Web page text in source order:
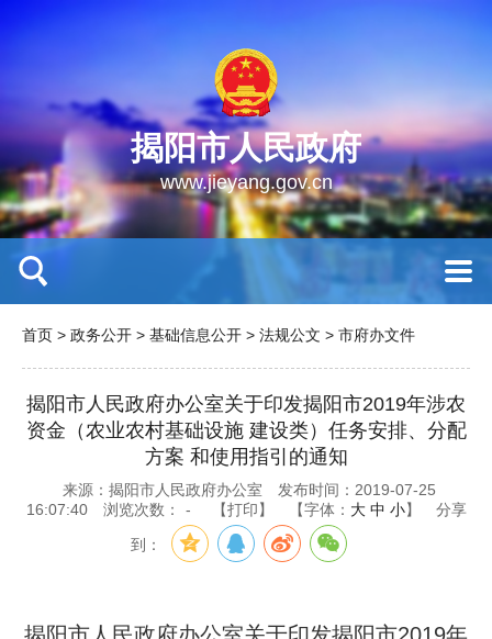
揭阳市人民政府
www.jieyang.gov.cn
首页 > 政务公开 > 基础信息公开 > 法规公文 > 市府办文件
揭阳市人民政府办公室关于印发揭阳市2019年涉农
资金（农业农村基础设施 建设类）任务安排、分配
方案 和使用指引的通知
来源：揭阳市人民政府办公室
发布时间：2019-07-25
16:07:40
浏览次数： - 【打印】 【字体： 大 中 小】 分享
到：